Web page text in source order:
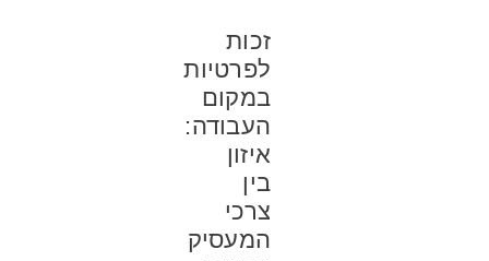
זכות
לפרטיות
במקום
העבודה:
איזון
בין
צרכי
המעסיק